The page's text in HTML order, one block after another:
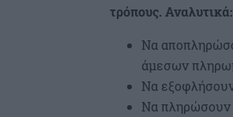
τρόπους. Αναλυτικά:
Να
άμεσων
Να
Να